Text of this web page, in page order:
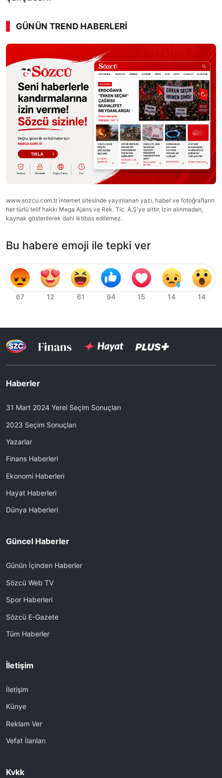
GÜNÜN TREND HABERLERI
www.sozcu.com.tr internet sitesinde yayınlanan yazı, haber ve fotoğrafların
her türlü telif hakkı Mega Ajans ve Rek. Tic. A.Ş'ye aittir. İzin alınmadan,
kaynak gösterilerek dahi iktibas edilemez.
Bu habere emoji ile tepki ver
Haberler
31 Mart 2024 Yerel Seçim Sonuçları
2023 Seçim Sonuçları
Yazarlar
Finans Haberleri
Ekonomi Haberleri
Hayat Haberleri
Dünya Haberleri
Güncel Haberler
Günün İçinden Haberler
Sözcü Web TV
Spor Haberleri
Sözcü E-Gazete
Tüm Haberler
İletişim
İletişim
Künye
Reklam Ver
Vefat İlanları
Kvkk